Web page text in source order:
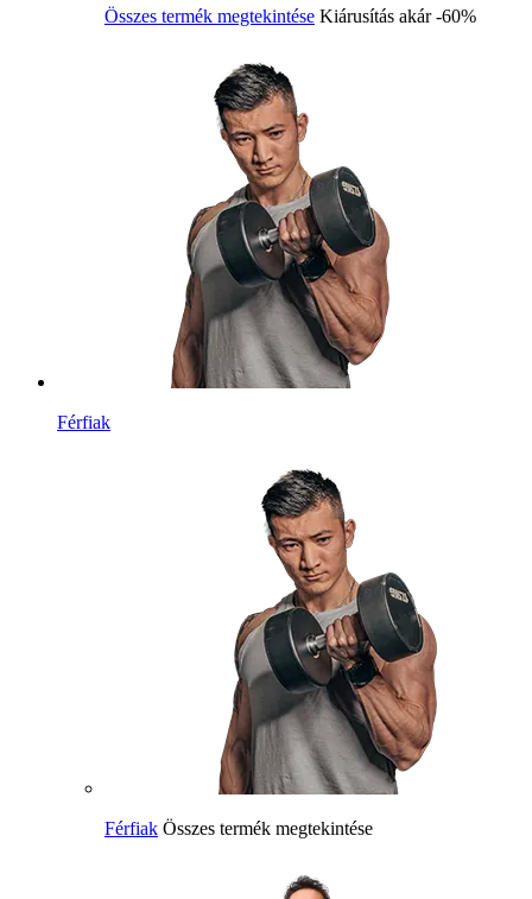
Összes termék megtekintése Kiárusítás akár -60%
Férfiak
Férfiak Összes termék megtekintése